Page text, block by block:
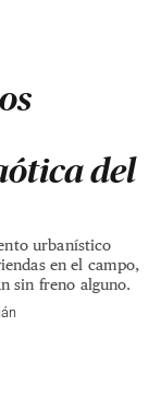
del
urbanístico
en el campo,
sin freno alguno.